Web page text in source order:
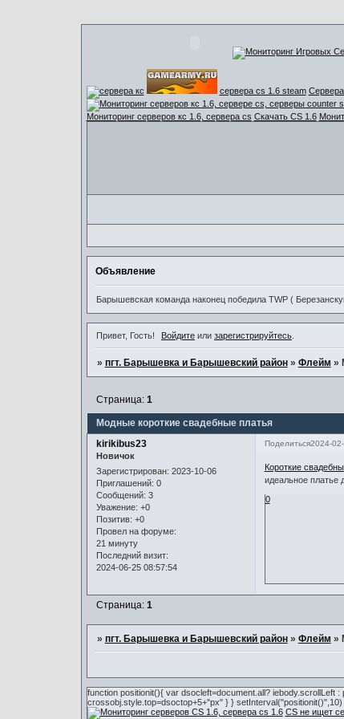
сервера cs 1.6 steam
Мониторинг серверов кс 1.6, сервера cs Скачать CS 1.6
Объявление
Барышевская команда наконец победила TWP (
Привет, Гость! Войдите илизарегистрируйтесь
» пгт. Барышевка и Барышевский район » Флейм »
Модные короткие свадебные платья
Страница: 1
Поделиться2024-
kirikibus23
Новичок
Зарегистрирован: 2023-10-06
Приглашений: 0
Сообщений: 3
Уважение: +0
Позитив: +0
Провел на форуме:
21 минуту
Последний визит:
2024-06-25 08:57:54
Короткие
идеальное платье
0
Страница: 1
» пгт. Барышевка и Барышевский район » Флейм »
function positionit(){ var dsocleft=document.all? iebody.scrollLeft
crossobj.style.top=dsoctop+5+"px" } } setInterval("positionit()",10)
CS не ищет